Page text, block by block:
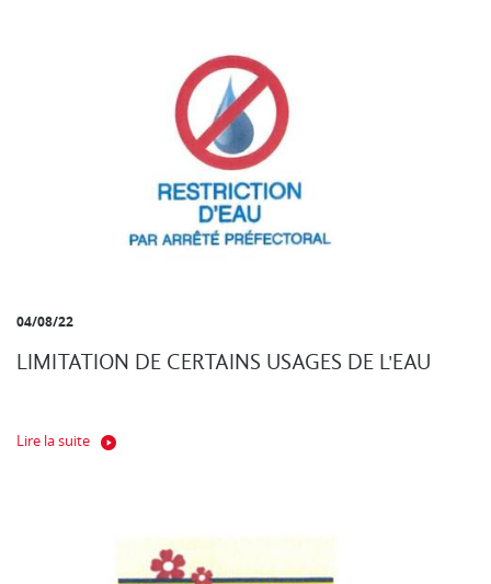
04/08/22
LIMITATION DE CERTAINS USAGES DE L'EAU
Lire la suite